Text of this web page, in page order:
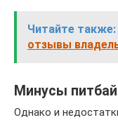
Читайте также:
отзывы
Минусы
Однако и